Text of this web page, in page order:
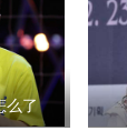
么了